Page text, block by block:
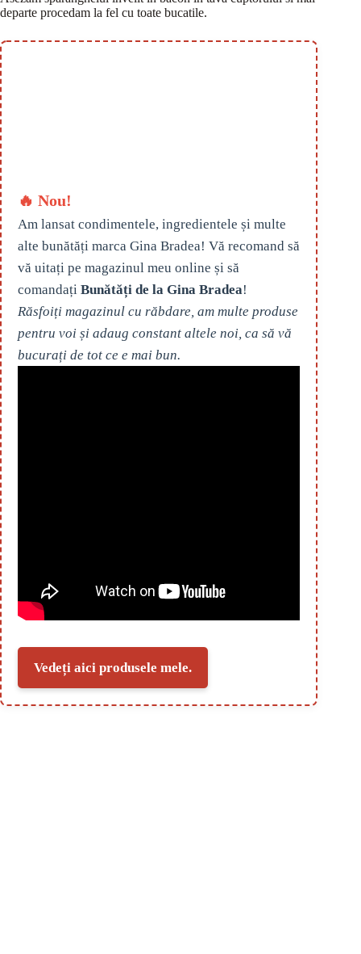
departe procedam la fel cu toate bucatile.
🔥 Nou!
Am lansat condimentele, ingredientele și multe
alte bunătăți marca Gina Bradea! Vă recomand să
vă uitați pe magazinul meu online și să
comandați Bunătăți de la Gina Bradea!
Răsfoiți magazinul cu răbdare, am multe produse
pentru voi și adaug constant altele noi, ca să vă
bucurați de tot ce e mai bun.
Vedeți aici produsele mele.